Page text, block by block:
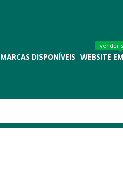
MARCAS DISPONÍVEIS WEBSITE
vender